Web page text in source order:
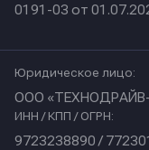
0191-03 от
Юридическое лицо:
ООО «ТЕХНОДРАЙВ-
ИНН / КПП / ОГРН:
9723238890 /